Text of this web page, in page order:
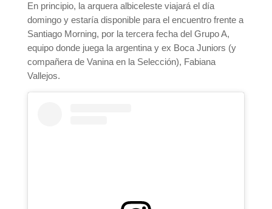
En principio, la arquera albiceleste viajará el día
domingo y estaría disponible para el encuentro frente a
Santiago Morning, por la tercera fecha del Grupo A,
equipo donde juega la argentina y ex Boca Juniors (y
compañera de Vanina en la Selección), Fabiana
Vallejos.